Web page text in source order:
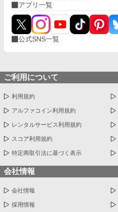
アプリ一覧
公式SNS一覧
ご利用について
利用規約
アルファコイン利用規約
レンタルサービス利用規約
スコア利用規約
特定商取引法に基づく表示
会社情報
会社情報
採用情報